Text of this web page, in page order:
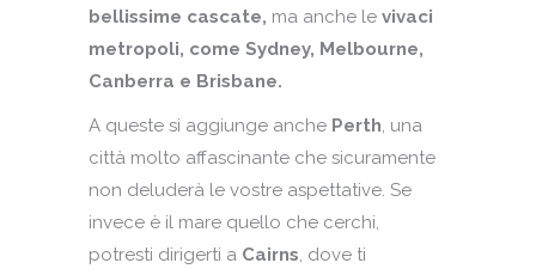
bellissime cascate, ma anche le vivaci
metropoli, come Sydney, Melbourne,
Canberra e Brisbane.
A queste si aggiunge anche Perth, una
città molto affascinante che sicuramente
non deluderà le vostre aspettative. Se
invece è il mare quello che cerchi,
potresti dirigerti a Cairns, dove ti